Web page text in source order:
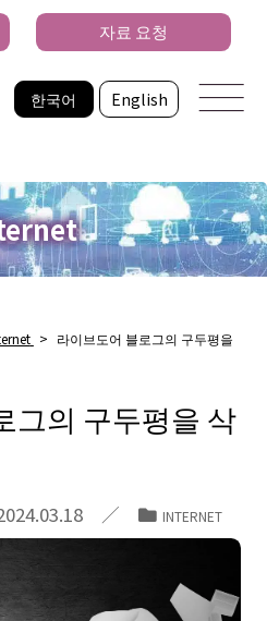
한국어 English
자료 요청
> 라이브도어 블로그의 구두평을
그의 구두평을 삭
INTERNET